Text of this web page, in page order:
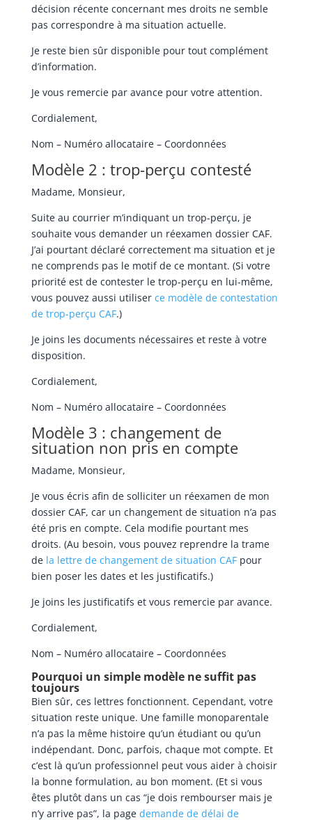
décision récente concernant mes droits ne semble
pas correspondre à ma situation actuelle.
Je reste bien sûr disponible pour tout complément
d’information.
Je vous remercie par avance pour votre attention.
Cordialement,
Nom – Numéro allocataire – Coordonnées
Modèle 2 : trop-perçu contesté
Madame, Monsieur,
Suite au courrier m’indiquant un trop-perçu, je
souhaite vous demander un réexamen dossier CAF.
J’ai pourtant déclaré correctement ma situation et je
ne comprends pas le motif de ce montant. (Si votre
priorité est de contester le trop-perçu en lui-même,
vous pouvez aussi utiliser ce modèle de contestation
de trop-perçu CAF.)
Je joins les documents nécessaires et reste à votre
disposition.
Cordialement,
Nom – Numéro allocataire – Coordonnées
Modèle 3 : changement de
situation non pris en compte
Madame, Monsieur,
Je vous écris afin de solliciter un réexamen de mon
dossier CAF, car un changement de situation n’a pas
été pris en compte. Cela modifie pourtant mes
droits. (Au besoin, vous pouvez reprendre la trame
de la lettre de changement de situation CAFpour
bien poser les dates et les justificatifs.)
Je joins les justificatifs et vous remercie par avance.
Cordialement,
Nom – Numéro allocataire – Coordonnées
Pourquoi un simple modèle ne suffit pas
toujours
Bien sûr, ces lettres fonctionnent. Cependant, votre
situation reste unique. Une famille monoparentale
n’a pas la même histoire qu’un étudiant ou qu’un
indépendant. Donc, parfois, chaque mot compte. Et
c’est là qu’un professionnel peut vous aider à choisir
la bonne formulation, au bon moment. (Et si vous
êtes plutôt dans un cas “je dois rembourser mais je
n’y arrive pas”, la page demande de délai de